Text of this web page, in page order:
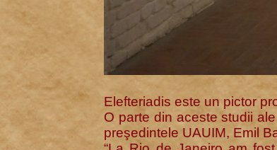
Elefteriadis este un pictor
O parte din aceste studii
preşedintele UAUIM, Emil